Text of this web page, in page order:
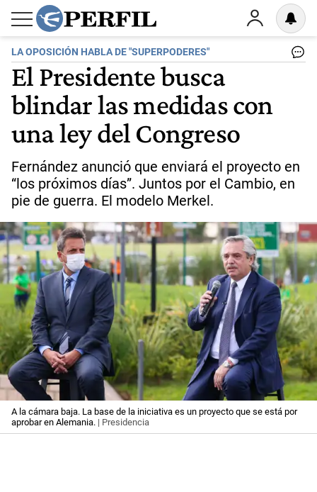
LA OPOSICIÓN HABLA DE "SUPERPODERES"
El Presidente busca
blindar las medidas con
una ley del Congreso
Fernández anunció que enviará el proyecto en
“los próximos días”. Juntos por el Cambio, en
pie de guerra. El modelo Merkel.
A la cámara baja. La base de la iniciativa es un proyecto que se está por
aprobar en Alemania. | Presidencia